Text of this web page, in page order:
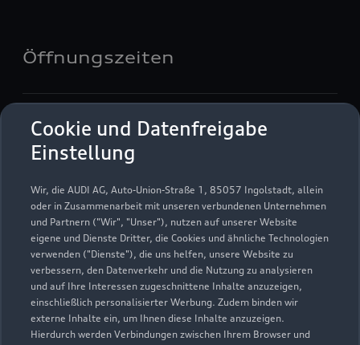
Cookie und Datenfreigabe
Einstellung
Wir, die AUDI AG, Auto-Union-Straße 1, 85057 Ingolstadt, allein
oder in Zusammenarbeit mit unseren verbundenen Unternehmen
und Partnern ("Wir", "Unser"), nutzen auf unserer Website
eigene und Dienste Dritter, die Cookies und ähnliche Technologien
verwenden ("Dienste"), die uns helfen, unsere Website zu
verbessern, den Datenverkehr und die Nutzung zu analysieren
und auf Ihre Interessen zugeschnittene Inhalte anzuzeigen,
einschließlich personalisierter Werbung. Zudem binden wir
externe Inhalte ein, um Ihnen diese Inhalte anzuzeigen.
Hierdurch werden Verbindungen zwischen Ihrem Browser und
Öffnungszeiten
Geschlossen ,öffnet am Samstag 08:00
Geschlossen ,öffnet am Samstag 08:00
Verkauf
Geschlossen,öffnet am Samstag 09:00